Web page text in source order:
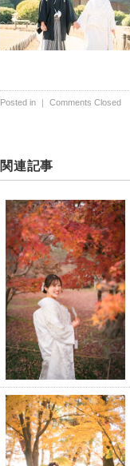
Posted in ｜ Comments Closed
関連記事